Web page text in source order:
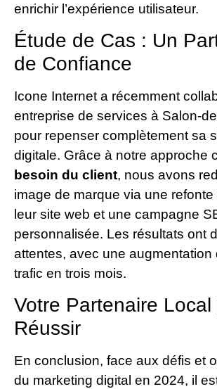
enrichir l’expérience utilisateur.
Étude de Cas : Un
de Confiance
Icone Internet a récemment
entreprise de services à Salon-
pour repenser complètement sa
digitale. Grâce à notre approche
besoin du client, nous avons
image de marque via une
leur site web et une campagne
personnalisée. Les résultats ont
attentes, avec une augmentation
trafic en trois mois.
Votre Partenaire Local
Réussir
En conclusion, face aux défis et
du marketing digital en 2024, il